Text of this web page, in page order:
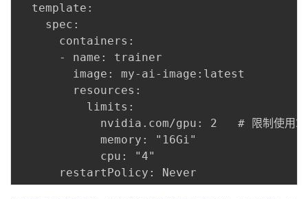
  template:
    spec:
      containers:
      - name: trainer
        image: my-ai-image:latest
        resources:
          limits:
nvidia.com/gpu: 2   # 限制使用2
            memory: "16Gi"
            cpu: "4"